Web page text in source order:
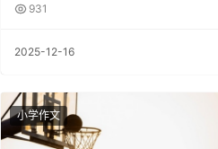
931
2025-12-16
小学作文